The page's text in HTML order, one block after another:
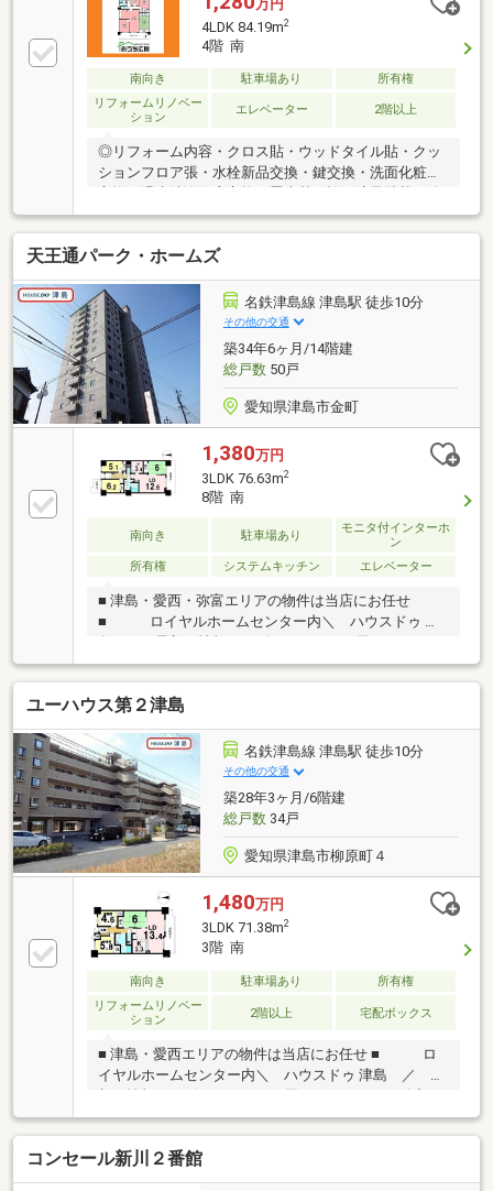
万円
4LDK 84.19m2
4階 南
南向き 駐車場あり
所有権
リフォームリノベー
ション
エレベーター 2階以上
◎リフォーム内容・クロス貼・ウッドタイル貼・クッ
ションフロア張・水栓新品交換・鍵交換・洗面化粧台
湯器交換・コンセントスイッチコスモ新品交換・室内
照明器具新設・ハウスクリーニング＼日当たりが心地
よく毎日気持ちよく生活／◎ゆとりあるLDKでご家族
揃ってのんびりくつろげる◎リビングを見渡せる家族
との会話が弾む対面キッチン◎空間設計が楽しいイン
テリア選びもワクワク＼スタッフおすすめポイント／
◎水回りが集中した間取りで家事動線バッチリ◎閑静
な住宅街、日当たり良好◎お車での通勤やおでかけ便
利☆
天王通パーク・ホームズ
名鉄津島線 津島駅 徒歩10分
その他の交通
築34年6ヶ月/14階建
総戸数50戸
愛知県津島市金町
1,380万円
3LDK 76.63m2
8階 南
南向き 駐車場あり
モニタ付インターホ
ン
所有権
システムキッチン エレベーター
■ 津島・愛西・弥富エリアの物件は当店にお任せ
■ ロイヤルホームセンター内＼ ハウスドゥ 津
れ不動産サイトを見なくても当店で解決！ネットに掲
載していない物件は店頭でご紹介いたします。◆西小
学校/天王中学校◆通勤・通学に便利な立地◆8階につ
き眺望良好◆ゆったり寛げる和室◆全居室収納あり※
写真をクリックすると、詳細をご覧いただけます。
ユーハウス第２津島
名鉄津島線 津島駅 徒歩10分
その他の交通
築28年3ヶ月/6階建
総戸数34戸
愛知県津島市柳原町４
1,480万円
3LDK 71.38m2
3階 南
南向き 駐車場あり
所有権
リフォームリノベー
ション
2階以上 宅配ボックス
■ 津島・愛西エリアの物件は当店にお任せ ■ ロ
イヤルホームセンター内＼ ハウスドゥ 津島 ／ 最
イトを見なくても当店で解決！ネットに掲載していな
い物件は店頭でご紹介いたします。◆東小学校/藤浪中
学校◆ゆったり寛げる6帖の和室。◆リビングを見渡
せる対面キッチン。◆北側洋室2室に床暖房設置。◆
コンセール新川２番館